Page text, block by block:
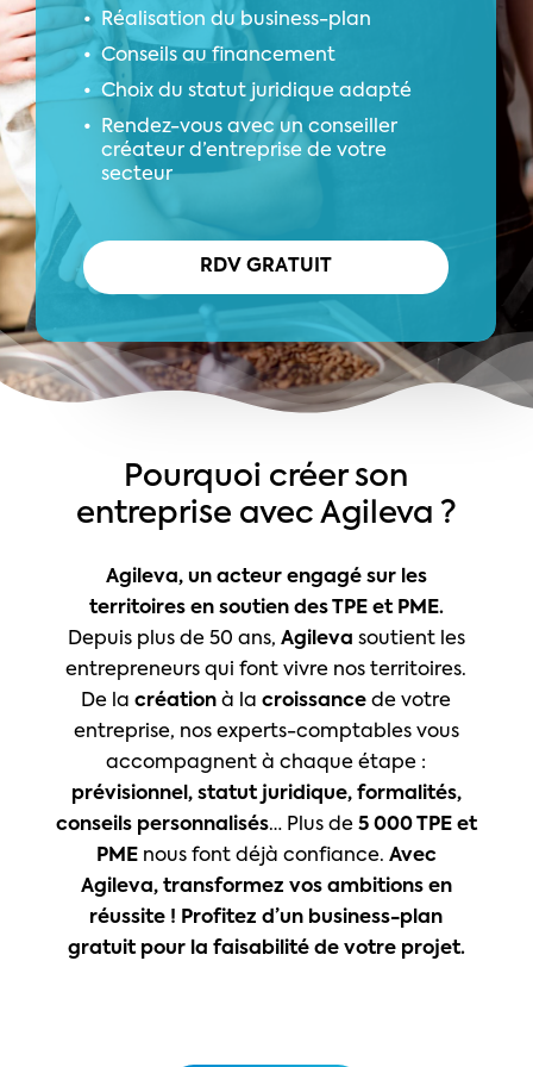
Réalisation du business-plan
Conseils au financement
Choix du statut juridique adapté
Rendez-vous avec un conseiller
créateur d’entreprise de votre
secteur
R DV GRATU IT
Pourquoi créer son
entreprise avec Agileva ?
Agileva, un acteur engagé sur les
territoires en soutien des TPE et PME.
Depuis plus de 50 ans, Agileva soutient les
entrepreneurs qui font vivre nos territoires.
De lacréation à lacroissance de votre
entreprise, nos experts-comptables vous
accompagnent à chaque étape :
prévisionnel, statut juridique, formalités,
conseils personnalisés… Plus de 5 000 TPE et
PMEnous font déjà confiance. Avec
Agileva, transformez vos ambitions en
réussite ! Profitez d’un business-plan
gratuit pour la faisabilité de votre projet.